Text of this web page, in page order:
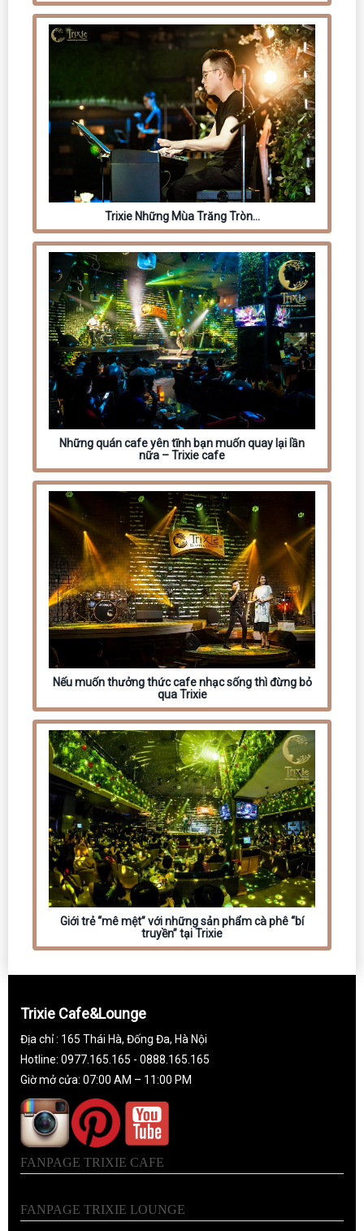
Trixie Những Mùa Trăng Tròn…
Những quán cafe yên tĩnh bạn muốn quay lại lần
nữa – Trixie cafe
Nếu muốn thưởng thức cafe nhạc sống thì đừng bỏ
qua Trixie
Giới trẻ “mê mệt” với những sản phẩm cà phê “bí
truyền” tại Trixie
Trixie Cafe&Lounge
Địa chỉ : 165 Thái Hà, Đống Đa, Hà Nội
Hotline: 0977.165.165 - 0888.165.165
Giờ mở cửa: 07:00 AM – 11:00 PM
FANPAGE TRIXIE CAFE
FANPAGE TRIXIE LOUNGE